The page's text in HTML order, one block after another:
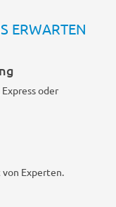
ERWARTEN
oder
Experten.